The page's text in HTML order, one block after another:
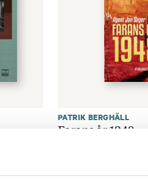
PATRIK BERGHÄLL
Farans år 1948